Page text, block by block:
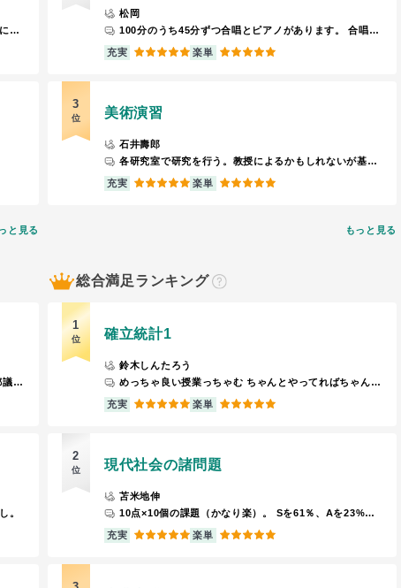
女性の体の仕組みや女性を取り巻く社会構造の変化について学びます。男性も受講大丈夫です。期末レポートが少し重いですがそれ以外はかなり楽です。
と見る
松岡
100分のうち45分ずつ合唱とピアノがあります。 合唱では、小中で歌う曲を何曲か歌って、ラスト3回ほどはグループ毎の合唱発表練習です。 ピアノは、下下下のクラスと超上級者コースに分かれて、個人練とレッスンになります。最後に発表会があるので、その練習ではみんな時間をつくってがんばります。
充実 5 楽単 5
3
位 美術演習
石井壽郎
各研究室で研究を行う。教授によるかもしれないが基本的に自由にさせてもらえる。
充実 5 楽単 5
もっと見る
炭素移動や窒素が地球にどう影響与えるか また京都議定書やモントリオール条約等、地球環境に関わるメカニズムや動向を学べます
。
総合満足ランキング
？
1
位 確立統計1
鈴木しんたろう
めっちゃ良い授業っちゃむ ちゃんとやってればちゃんと評価されます
充実 5 楽単 5
2
位 現代社会の諸問題
苫米地伸
10点×10個の課題（かなり楽）。 Sを61％、Aを23%くらい出している。（課題全部出せばSは間違えない） 資料が充実しているので、授業に行く必要がない。出席は一切取らないので、対面CAの中では明らかに一番楽。 内容も面白く、ちゃんと勉強したい人も、楽に単位を取得したい人にもオススメの授業。
充実 5 楽単 5